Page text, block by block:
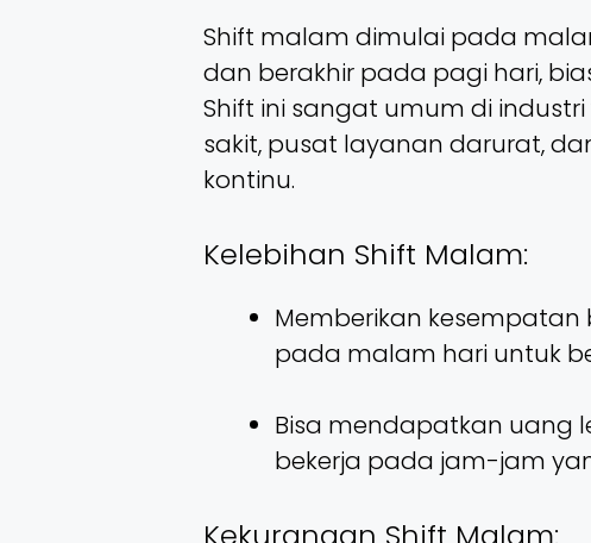
Shift malam dimulai pada
dan berakhir pada pagi hari,
Shift ini sangat umum di
sakit, pusat layanan darurat,
kontinu.
Kelebihan Shift Malam:
Memberikan
pada malam hari untuk
Bisa mendapatkan uang
bekerja pada jam-jam
Kekurangan Shift Malam: